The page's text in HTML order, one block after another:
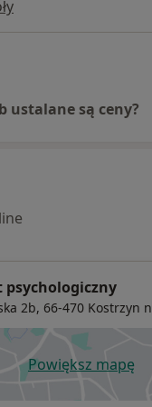
ustalane są ceny?
psychologiczny
2b, 66-470 Kostrzyn
Powiększ mapę
otwiera